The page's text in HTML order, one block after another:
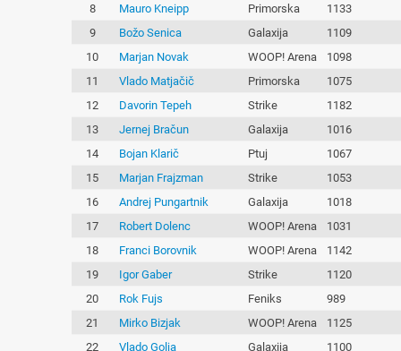
8
Mauro Kneipp Primorska
1133
9
Božo Senica Galaxija
1109
10
Marjan Novak WOOP! Arena
1098
11
Vlado Matjačič Primorska
1075
12
Davorin Tepeh Strike
1182
13
Jernej Bračun Galaxija
1016
14
Bojan Klarič Ptuj
1067
15
Marjan Frajzman Strike
1053
16
Andrej Pungartnik Galaxija
1018
17
Robert Dolenc WOOP! Arena
1031
18
Franci Borovnik WOOP! Arena
1142
19
Igor Gaber Strike
1120
20
Rok Fujs Feniks
989
21
Mirko Bizjak WOOP! Arena
1125
22
Vlado Golja Galaxija
1100